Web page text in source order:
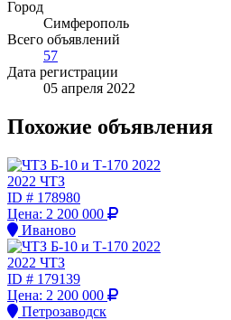
Город
Симферополь
Всего объявлений
57
Дата регистрации
05 апреля 2022
Похожие объявления
2022 ЧТЗ
ID # 178980
Цена: 2 200 000
Иваново
2022 ЧТЗ
ID # 179139
Цена: 2 200 000
Петрозаводск